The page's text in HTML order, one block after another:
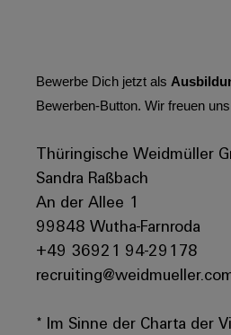
Bewerbe Dich jetzt als
Bewerben-Button. Wir freuen
Thüringische Weidmüller
Sandra Raßbach
An der Allee 1
99848 Wutha-Farnroda
+49 36921 94-29178
* Im Sinne der Charta der